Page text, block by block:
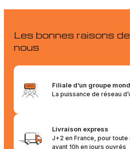
Les bonnes raisons
nous
Filiale d’un groupe
La puissance de réseau
Livraison express
J+2 en France, pour
avant 10h en jours ouvrés